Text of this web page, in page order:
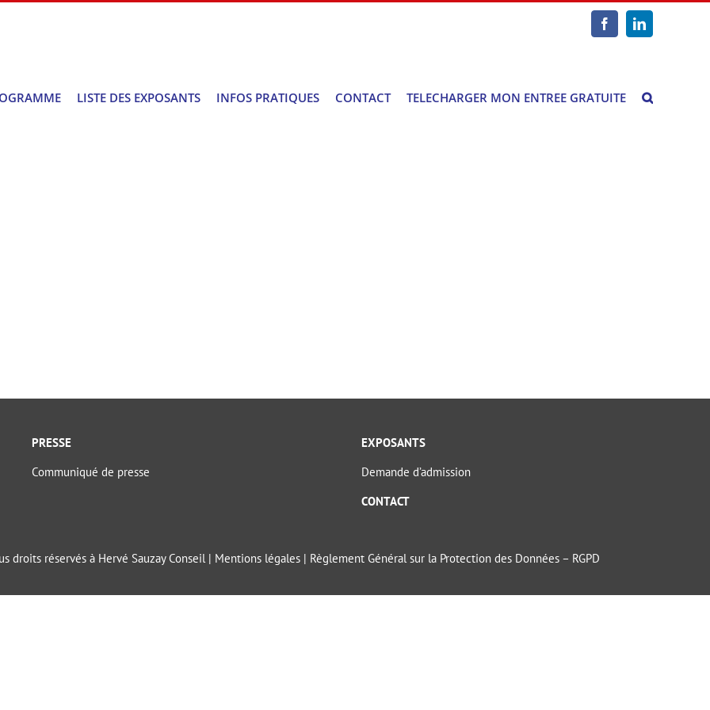
FacebookLinkedIn
LISTE DES EXPOSANTS INFOS PRATIQUES CONTACT TELECHARGER MON ENTREE GRATUITE
PRESSE
Communiqué de presse
EXPOSANTS
Demande d’admission
CONTACT
droits réservés à Hervé Sauzay Conseil | Mentions légales | Règlement Général sur la Protection des Données – RGPD